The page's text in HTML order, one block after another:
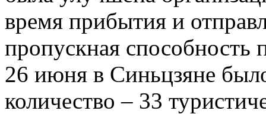
время прибытия и
пропускная способность
26 июня в Синьцзяне
количество – 33